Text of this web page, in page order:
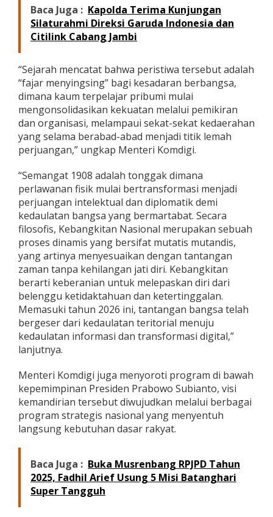
Baca Juga : Kapolda Terima Kunjungan
Silaturahmi Direksi Garuda Indonesia dan
Citilink Cabang Jambi
“Sejarah mencatat bahwa peristiwa tersebut adalah
“fajar menyingsing” bagi kesadaran berbangsa,
dimana kaum terpelajar pribumi mulai
mengonsolidasikan kekuatan melalui pemikiran
dan organisasi, melampaui sekat-sekat kedaerahan
yang selama berabad-abad menjadi titik lemah
perjuangan,” ungkap Menteri Komdigi.
“Semangat 1908 adalah tonggak dimana
perlawanan fisik mulai bertransformasi menjadi
perjuangan intelektual dan diplomatik demi
kedaulatan bangsa yang bermartabat. Secara
filosofis, Kebangkitan Nasional merupakan sebuah
proses dinamis yang bersifat mutatis mutandis,
yang artinya menyesuaikan dengan tantangan
zaman tanpa kehilangan jati diri. Kebangkitan
berarti keberanian untuk melepaskan diri dari
belenggu ketidaktahuan dan ketertinggalan.
Memasuki tahun 2026 ini, tantangan bangsa telah
bergeser dari kedaulatan teritorial menuju
kedaulatan informasi dan transformasi digital,”
lanjutnya.
Menteri Komdigi juga menyoroti program di bawah
kepemimpinan Presiden Prabowo Subianto, visi
kemandirian tersebut diwujudkan melalui berbagai
program strategis nasional yang menyentuh
langsung kebutuhan dasar rakyat.
Baca Juga : Buka Musrenbang RPJPD Tahun
2025, Fadhil Arief Usung 5 Misi Batanghari
Super Tangguh